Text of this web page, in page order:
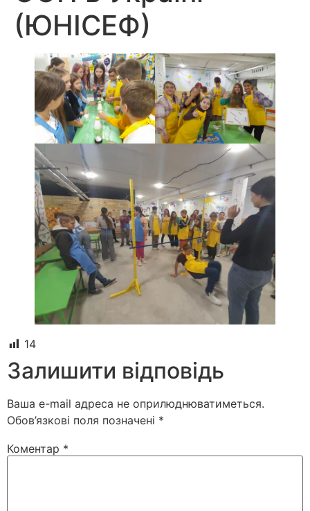
(ЮНІСЕФ)
14
Залишити відповідь
Ваша e-mail адреса не оприлюднюватиметься.
Обов’язкові поля позначені *
Коментар *